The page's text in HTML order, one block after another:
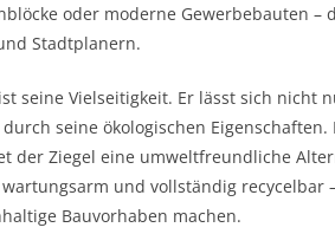
oder moderne Gewerbebauten –
Stadtplanern.
seine Vielseitigkeit. Er lässt sich nicht
seine ökologischen
der Ziegel eine umweltfreundliche
und vollständig recycelbar
Bauvorhaben machen.